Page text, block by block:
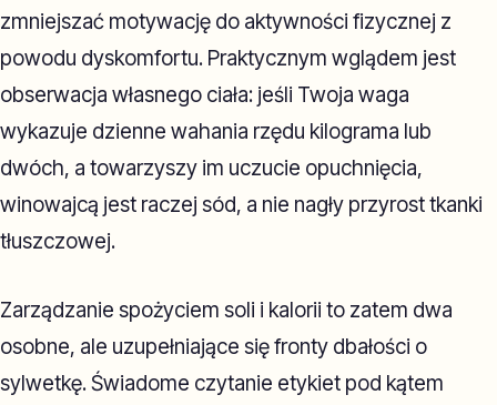
zmniejszać motywację do aktywności fizycznej z
powodu dyskomfortu. Praktycznym wglądem jest
obserwacja własnego ciała: jeśli Twoja waga
wykazuje dzienne wahania rzędu kilograma lub
dwóch, a towarzyszy im uczucie opuchnięcia,
winowajcą jest raczej sód, a nie nagły przyrost tkanki
tłuszczowej.
Zarządzanie spożyciem soli i kalorii to zatem dwa
osobne, ale uzupełniające się fronty dbałości o
sylwetkę. Świadome czytanie etykiet pod kątem